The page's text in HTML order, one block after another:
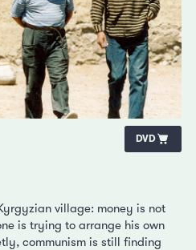
DVD
village: money is not
is trying to arrange his own
communism is still finding